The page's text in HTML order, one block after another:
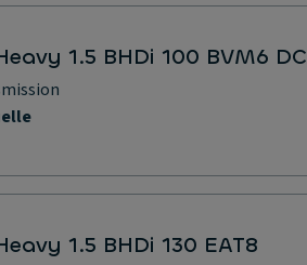
1.5 BHDi 100 BVM6 DC
1.5 BHDi 130 EAT8